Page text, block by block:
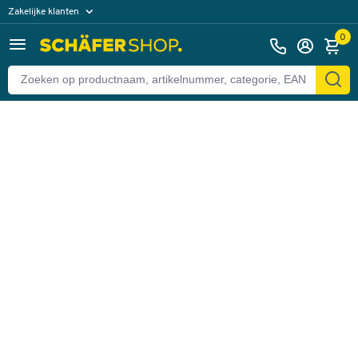
Zakelijke klanten
Particuliere klanten 0
Terug